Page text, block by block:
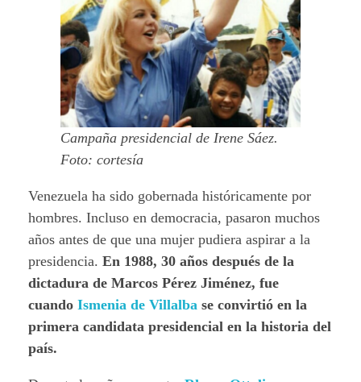
Campaña presidencial de Irene Sáez.
Foto: cortesía
Venezuela ha sido gobernada históricamente por
hombres. Incluso en democracia, pasaron muchos
años antes de que una mujer pudiera aspirar a la
presidencia. En 1988, 30 años después de la
dictadura de Marcos Pérez Jiménez, fue
cuando Ismenia de Villalba se convirtió en la
primera candidata presidencial en la historia del
país.